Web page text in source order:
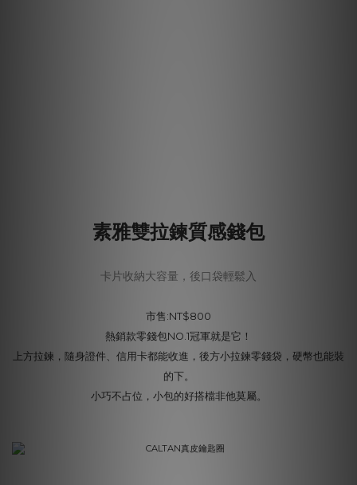
素雅雙拉鍊質感錢包
卡片收納大容量，後口袋輕鬆入
市售:NT$800
熱銷款零錢包NO.1冠軍就是它！
上方拉鍊，隨身證件、信用卡都能收進，後方小拉鍊零錢袋，硬幣也能裝
的下。
小巧不占位，小包的好搭檔非他莫屬。